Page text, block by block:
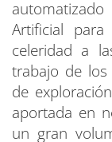
Artificial
celeridad a
trabajo de
de
aportada en
un gran